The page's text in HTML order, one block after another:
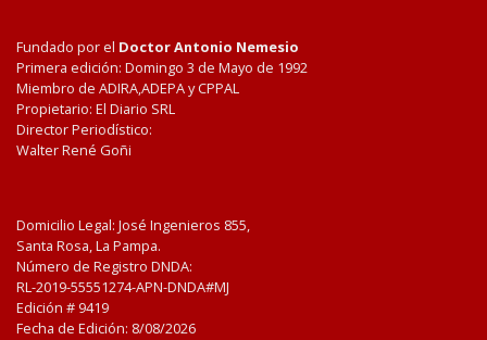
Fundado por el Doctor Antonio Nemesio
Primera edición: Domingo 3 de Mayo de 1992
Miembro de ADIRA,ADEPA y CPPAL
Propietario: El Diario SRL
Director Periodístico:
Walter René Goñi
Domicilio Legal: José Ingenieros 855,
Santa Rosa, La Pampa.
Número de Registro DNDA:
RL-2019-55551274-APN-DNDA#MJ
Edición # 9419
Fecha de Edición: 8/08/2026